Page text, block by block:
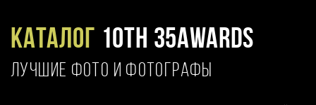
Каталог 10TH 35AWARDS
ЛУЧШИЕ ФОТО И ФОТОГРАФЫ